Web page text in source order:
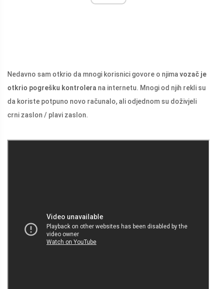
Nedavno sam otkrio da mnogi korisnici govore o njima vozač je
otkrio pogrešku kontrolera na internetu. Mnogi od njih rekli su
da koriste potpuno novo računalo, ali odjednom su doživjeli
crni zaslon / plavi zaslon.